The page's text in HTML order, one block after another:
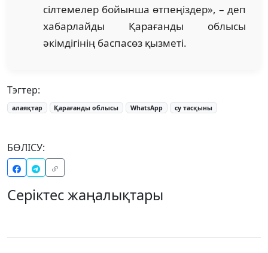
сілтемелер бойынша өтпеңіздер», – деп
хабарлайды Қарағанды облысы
әкімдігінің баспасөз қызметі.
Тэгтер:
алаяқтар Қарағанды облысы WhatsApp су тасқыны
БӨЛІСУ:
Серіктес жаңалықтары